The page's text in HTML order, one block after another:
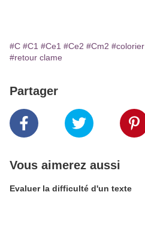
#C #C1 #Ce1 #Ce2 #Cm2 #colorier
#retour clame
Partager
Vous aimerez aussi
Evaluer la difficulté d'un texte